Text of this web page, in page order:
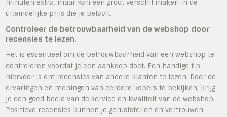
minuten extra, maar kan een groot verschil maken in de
uiteindelijke prijs die je betaalt.
Controleer de betrouwbaarheid van de webshop door
recensies te lezen.
Het is essentieel om de betrouwbaarheid van een webshop te
controleren voordat je een aankoop doet. Een handige tip
hiervoor is om recensies van andere klanten te lezen. Door de
ervaringen en meningen van eerdere kopers te bekijken, krijg
je een goed beeld van de service en kwaliteit van de webshop.
Positieve recensies kunnen je geruststellen en vertrouwen